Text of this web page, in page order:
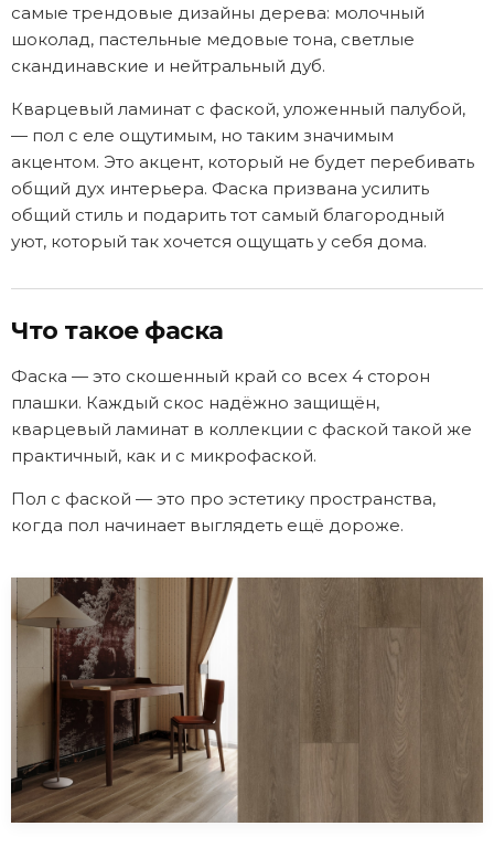
самые трендовые дизайны дерева: молочный
шоколад, пастельные медовые тона, светлые
скандинавские и нейтральный дуб.
Кварцевый ламинат с фаской, уложенный палубой,
— пол с еле ощутимым, но таким значимым
акцентом. Это акцент, который не будет перебивать
общий дух интерьера. Фаска призвана усилить
общий стиль и подарить тот самый благородный
уют, который так хочется ощущать у себя дома.
Что такое фаска
Фаска — это скошенный край со всех 4 сторон
плашки. Каждый скос надёжно защищён,
кварцевый ламинат в коллекции с фаской такой же
практичный, как и с микрофаской.
Пол с фаской — это про эстетику пространства,
когда пол начинает выглядеть ещё дороже.